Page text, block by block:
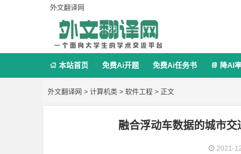
外文翻译网
 本站首页 免费Ai开题 免费Ai任务书  降AI
外文翻译网 > 计算机类 > 软件工程 > 正文
融合浮动车数据的城市
2021-